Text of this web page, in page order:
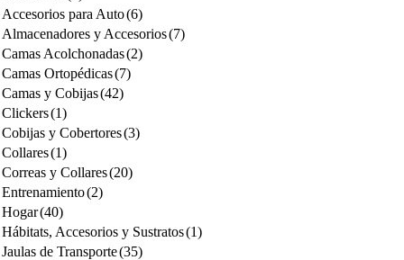
Accesorios para Auto(6)
Almacenadores y Accesorios(7)
Camas Acolchonadas(2)
Camas Ortopédicas(7)
Camas y Cobijas(42)
Clickers(1)
Cobijas y Cobertores(3)
Collares(1)
Correas y Collares(20)
Entrenamiento(2)
Hogar(40)
Hábitats, Accesorios y Sustratos(1)
Jaulas de Transporte(35)